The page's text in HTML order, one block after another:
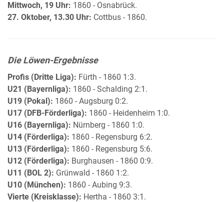
Mittwoch, 19 Uhr: 1860 - Osnabrück.
27. Oktober, 13.30 Uhr: Cottbus - 1860.
Die Löwen-Ergebnisse
Profis (Dritte Liga): Fürth - 1860 1:3.
U21 (Bayernliga): 1860 - Schalding 2:1.
U19 (Pokal): 1860 - Augsburg 0:2.
U17 (DFB-Förderliga): 1860 - Heidenheim 1:0.
U16 (Bayernliga): Nürnberg - 1860 1:0.
U14 (Förderliga): 1860 - Regensburg 6:2.
U13 (Förderliga): 1860 - Regensburg 5:6.
U12 (Förderliga): Burghausen - 1860 0:9.
U11 (BOL 2): Grünwald - 1860 1:2.
U10 (München): 1860 - Aubing 9:3.
Vierte (Kreisklasse): Hertha - 1860 3:1.